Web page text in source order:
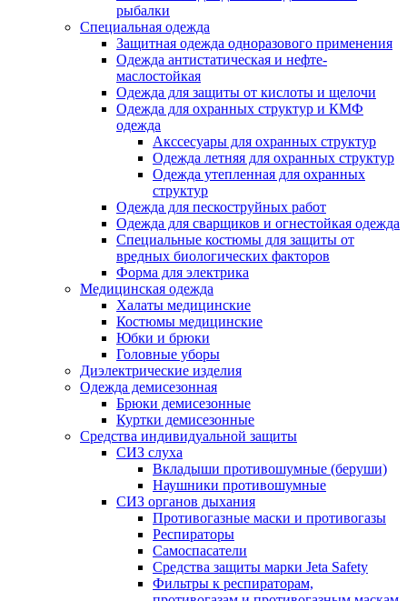
рыбалки
Специальная одежда
Защитная одежда одноразового применения
Одежда антистатическая и нефте-
маслостойкая
Одежда для защиты от кислоты и щелочи
Одежда для охранных структур и КМФ
одежда
Акссесуары для охранных структур
Одежда летняя для охранных структур
Одежда утепленная для охранных
структур
Одежда для пескоструйных работ
Одежда для сварщиков и огнестойкая одежда
Специальные костюмы для защиты от
вредных биологических факторов
Форма для электрика
Медицинская одежда
Халаты медицинские
Костюмы медицинские
Юбки и брюки
Головные уборы
Диэлектрические изделия
Одежда демисезонная
Брюки демисезонные
Куртки демисезонные
Средства индивидуальной защиты
СИЗ слуха
Вкладыши противошумные (беруши)
Наушники противошумные
СИЗ органов дыхания
Противогазные маски и противогазы
Респираторы
Самоспасатели
Средства защиты марки Jeta Safety
Фильтры к респираторам,